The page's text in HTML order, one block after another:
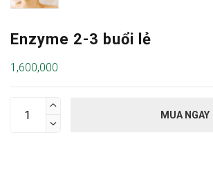
Enzyme 2-3 buổi lẻ
1,600,000


MUA NGAY